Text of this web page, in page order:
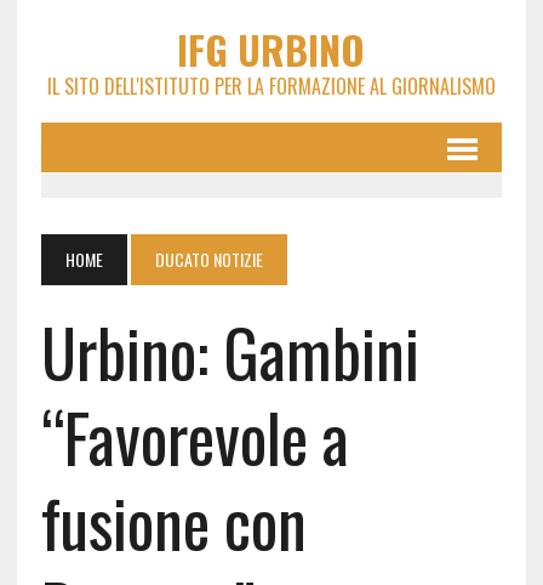
IFG URBINO
IL SITO DELL'ISTITUTO PER LA FORMAZIONE AL GIORNALISMO
HOME DUCATO NOTIZIE
Urbino: Gambini
“Favorevole a
fusione con